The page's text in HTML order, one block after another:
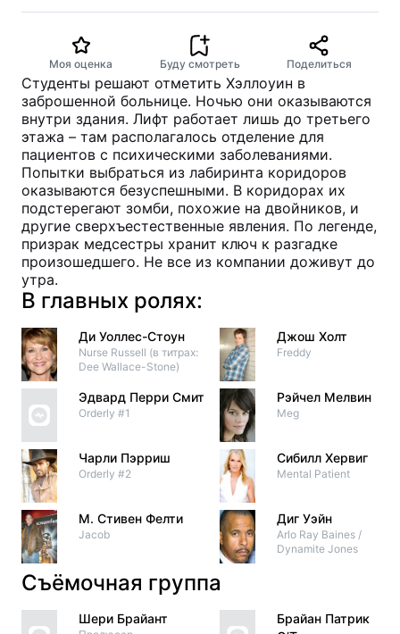
Моя оценка Буду смотреть Поделиться
Студенты решают отметить Хэллоуин в
заброшенной больнице. Ночью они оказываются
внутри здания. Лифт работает лишь до третьего
этажа – там располагалось отделение для
пациентов с психическими заболеваниями.
Попытки выбраться из лабиринта коридоров
оказываются безуспешными. В коридорах их
подстерегают зомби, похожие на двойников, и
другие сверхъестественные явления. По легенде,
призрак медсестры хранит ключ к разгадке
произошедшего. Не все из компании доживут до
утра.
В главных ролях:
Ди Уоллес-Стоун
Nurse Russell (в титрах:
Dee Wallace-Stone)
Эдвард Перри Смит
Orderly #1
Чарли Пэрриш
Orderly #2
М. Стивен Фелти
Jacob
Джош Холт
Freddy
Рэйчел Мелвин
Meg
Сибилл Хервиг
Mental Patient
Диг Уэйн
Arlo Ray Baines /
Dynamite Jones
Съёмочная группа
Шери Брайант
Брайан Патрик